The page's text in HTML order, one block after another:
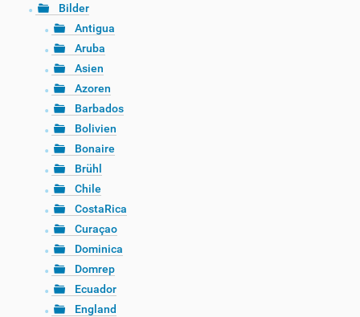
Bilder
Antigua
Aruba
Asien
Azoren
Barbados
Bolivien
Bonaire
Brühl
Chile
CostaRica
Curaçao
Dominica
Domrep
Ecuador
England